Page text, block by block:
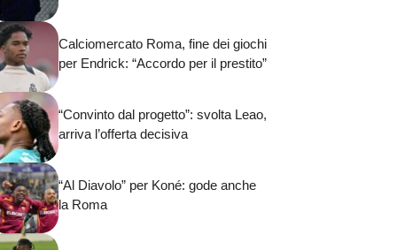
Calciomercato Roma, fine dei giochi
per Endrick: “Accordo per il prestito”
“Convinto dal progetto”: svolta Leao,
arriva l’offerta decisiva
“Al Diavolo” per Koné: gode anche
la Roma